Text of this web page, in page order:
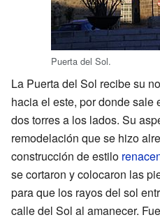
Puerta del Sol.
La Puerta del Sol recibe su
hacia el este, por donde sale
dos torres a los lados. Su
remodelación que se hizo
construcción de estilo
se cortaron y colocaron las
para que los rayos del sol
calle del Sol al amanecer.